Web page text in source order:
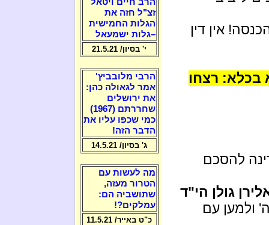
אין דין
בכלא: רצחו
להסכם
גולן הי"ד
ולמען עם
זצ"ל חזה את
הגלות החמישית
–גלות ישמעאל
י' בסיון/ 21.5.21
הרבי מלובביץ'
אמר לגאולה כהן:
את ירושלים
שחררתם (1967)
כמי שכפו עליו את
הדבר הזה!
ג' בסיון/ 14.5.21
מה לעשות עם
הטרור מעזה,
שתושביה הם:
עמלקים?!
כ"ט באייר/ 11.5.21